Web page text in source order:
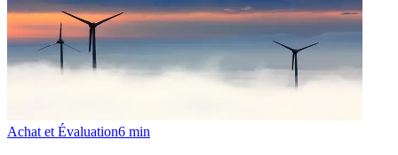
Achat et Évaluation6 min